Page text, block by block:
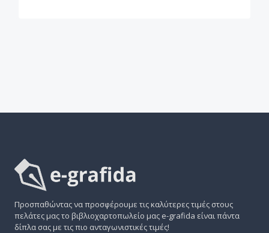
Προσπαθώντας να προσφέρουμε τις καλύτερες τιμές στους
πελάτες μας το βιβλιοχαρτοπωλείο μας e-grafida είναι πάντα
δίπλα σας με τις πιο ανταγωνιστικές τιμές!